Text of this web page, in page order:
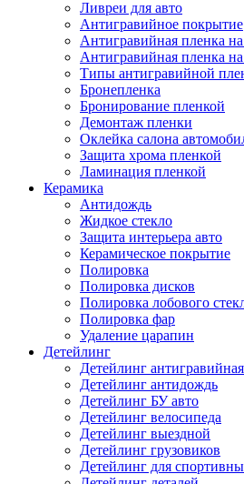
Ливреи для авто
Антигравийное покрытие
Антигравийная пленка
Антигравийная пленка
Типы антигравийной
Бронепленка
Бронирование пленкой
Демонтаж пленки
Оклейка салона
Защита хрома пленкой
Ламинация пленкой
Керамика
Антидождь
Жидкое стекло
Защита интерьера авто
Керамическое покрытие
Полировка
Полировка дисков
Полировка лобового
Полировка фар
Удаление царапин
Детейлинг
Детейлинг
Детейлинг антидождь
Детейлинг БУ авто
Детейлинг велосипеда
Детейлинг выездной
Детейлинг грузовиков
Детейлинг для